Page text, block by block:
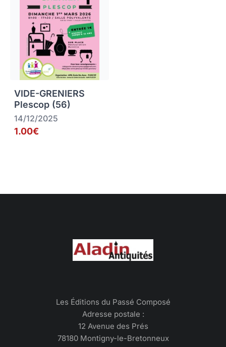
VIDE-GRENIERS
Plescop (56)
14/12/2025
1.00€
Les Éditions du Passé Composé
Adresse postale :
12 Avenue des Prés
78180 Montigny-le-Bretonneux